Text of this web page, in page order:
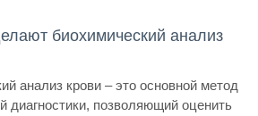
биохимический анализ
анализ крови – это основной метод
диагностики, позволяющий оценить